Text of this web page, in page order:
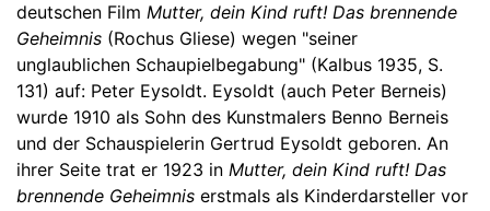
deutschen Film Mutter, dein Kind ruft! Das brennende
Geheimnis (Rochus Gliese) wegen "seiner
unglaublichen Schaupielbegabung" (Kalbus 1935, S.
131) auf: Peter Eysoldt. Eysoldt (auch Peter Berneis)
wurde 1910 als Sohn des Kunstmalers Benno Berneis
und der Schauspielerin Gertrud Eysoldt geboren. An
ihrer Seite trat er 1923 in Mutter, dein Kind ruft! Das
brennende Geheimnis erstmals als Kinderdarsteller vor